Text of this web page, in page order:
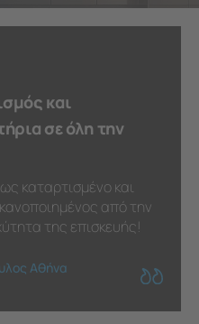
και
σε όλη την
καταρτισμένο και
από την
της επισκευής!
Αθήνα